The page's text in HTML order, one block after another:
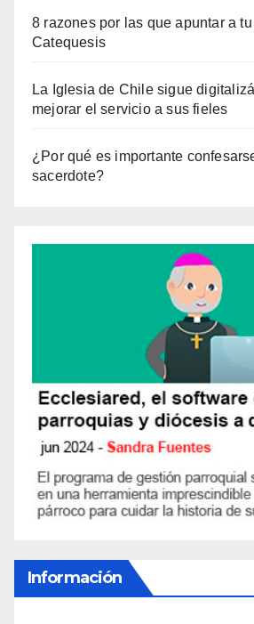
8 razones por las que apuntar a
Catequesis
La Iglesia de Chile sigue
mejorar el servicio a sus fieles
¿Por qué es importante
sacerdote?
Información